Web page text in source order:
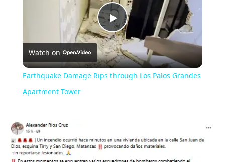
Play
Video
Watch on
Earthquake Damage Rips through Los Palos Grandes
Apartment Tower